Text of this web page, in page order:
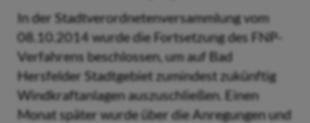
In der Stadtverordnetenversammlung vom
08.10.2014 wurde die Fortsetzung des FNP-
Verfahrens beschlossen, um auf Bad
Hersfelder Stadtgebiet zumindest zukünftig
Windkraftanlagen auszuschließen. Einen
Monat später wurde über die Anregungen und